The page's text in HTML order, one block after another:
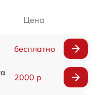
Цена
бесплатно
2000 р